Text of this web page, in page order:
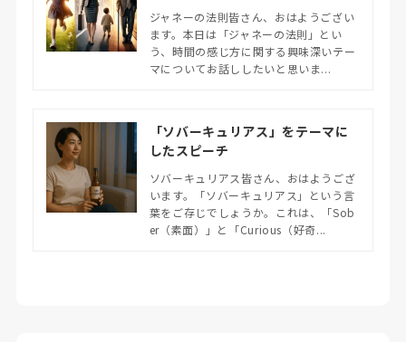
ジャネーの法則皆さん、おはようござい
ます。本日は「ジャネーの法則」とい
う、時間の感じ方に関する興味深いテー
マについてお話ししたいと思いま...
「ソバーキュリアス」をテーマに
したスピーチ
ソバーキュリアス皆さん、おはようござ
います。「ソバーキュリアス」という言
葉をご存じでしょうか。これは、「Sob
er（素面）」と「Curious（好奇...